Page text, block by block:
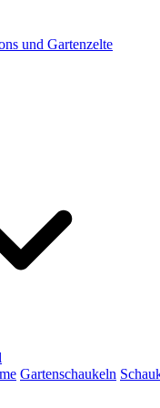
und Gartenzelte
Gartenschaukeln